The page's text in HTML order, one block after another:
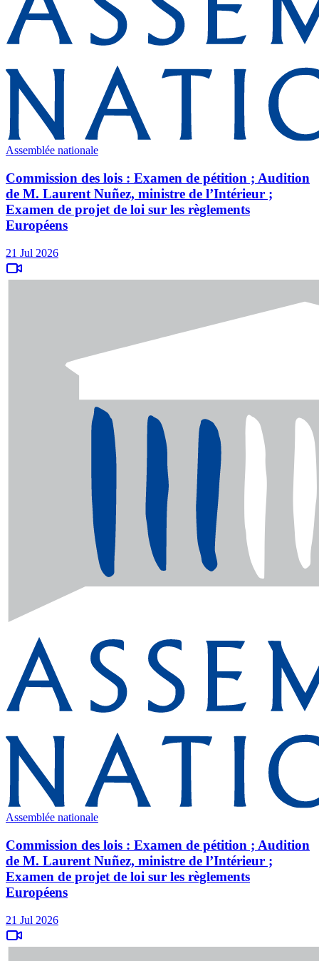
Assemblée nationale
Commission des lois : Examen de pétition ; Audition
de M. Laurent Nuñez, ministre de l’Intérieur ;
Examen de projet de loi sur les règlements
Européens
21 Jul 2026
Assemblée nationale
Commission des lois : Examen de pétition ; Audition
de M. Laurent Nuñez, ministre de l’Intérieur ;
Examen de projet de loi sur les règlements
Européens
21 Jul 2026